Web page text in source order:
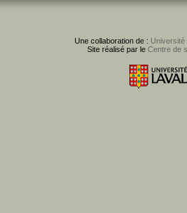
Une collaboration de : Université
Site réalisé par le Centre de